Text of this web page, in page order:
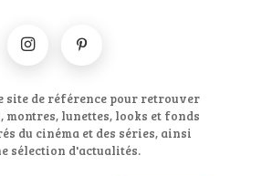
site de référence pour retrouver
montres, lunettes, looks et fonds
du cinéma et des séries, ainsi
sélection d'actualités.